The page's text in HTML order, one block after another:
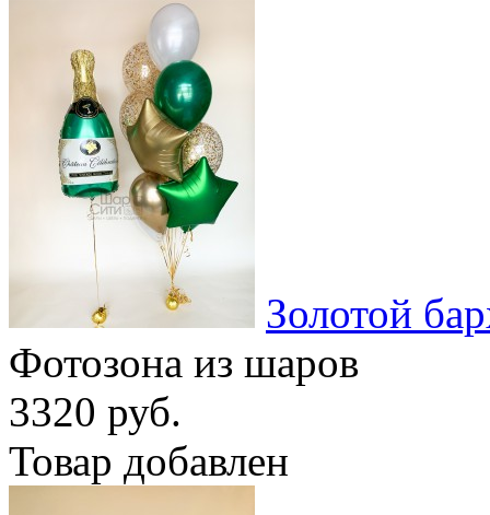
Золотой
Фотозона из шаров
3320 руб.
Товар добавлен